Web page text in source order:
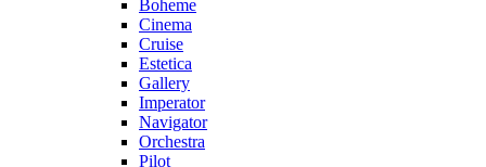
Boheme
Cinema
Cruise
Estetica
Gallery
Imperator
Navigator
Orchestra
Pilot